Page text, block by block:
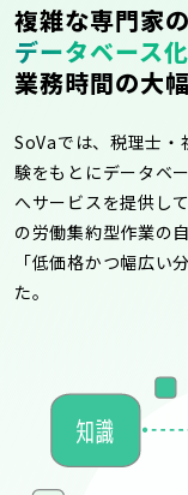
複雑な専門家
データベース化
業務時間の大
SoVaでは、税理士・
験をもとにデータベ
へサービスを提供し
の労働集約型作業の
「低価格かつ幅広い
た。